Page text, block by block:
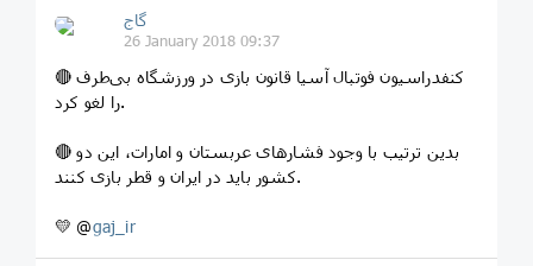
گاج
26 January 2018 09:37
🔴 کنفدراسیون فوتبال آسیا قانون بازی در ورزشگاه بی‌طرف
را لغو کرد.
🔴 بدین ترتیب با وجود فشارهای عربستان و امارات، این دو
کشور باید در ایران و قطر بازی کنند.
💛 @gaj_ir